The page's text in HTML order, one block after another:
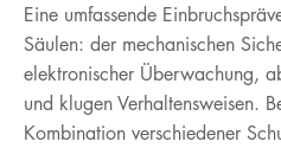
Eine umfassende
Säulen: der mechanischen
elektronischer Überwachung,
und klugen Verhaltensweisen.
Kombination verschiedener